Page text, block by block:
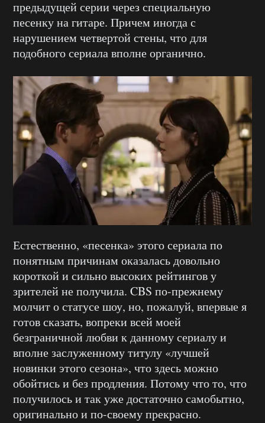
предыдущей серии через специальную
песенку на гитаре. Причем иногда с
нарушением четвертой стены, что для
подобного сериала вполне органично.
Естественно, «песенка» этого сериала по
понятным причинам оказалась довольно
короткой и сильно высоких рейтингов у
зрителей не получила. CBS по-прежнему
молчит о статусе шоу, но, пожалуй, впервые я
готов сказать, вопреки всей моей
безграничной любви к данному сериалу и
вполне заслуженному титулу «лучшей
новинки этого сезона», что здесь можно
обойтись и без продления. Потому что то, что
получилось и так уже достаточно самобытно,
оригинально и по-своему прекрасно.